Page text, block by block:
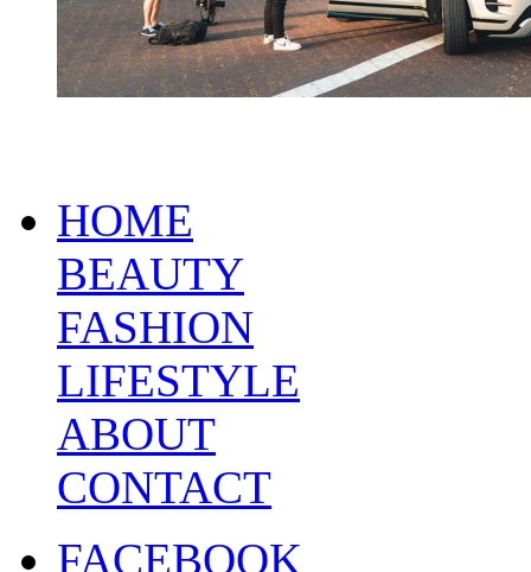
HOME
BEAUTY
FASHION
LIFESTYLE
ABOUT
CONTACT
FACEBOOK